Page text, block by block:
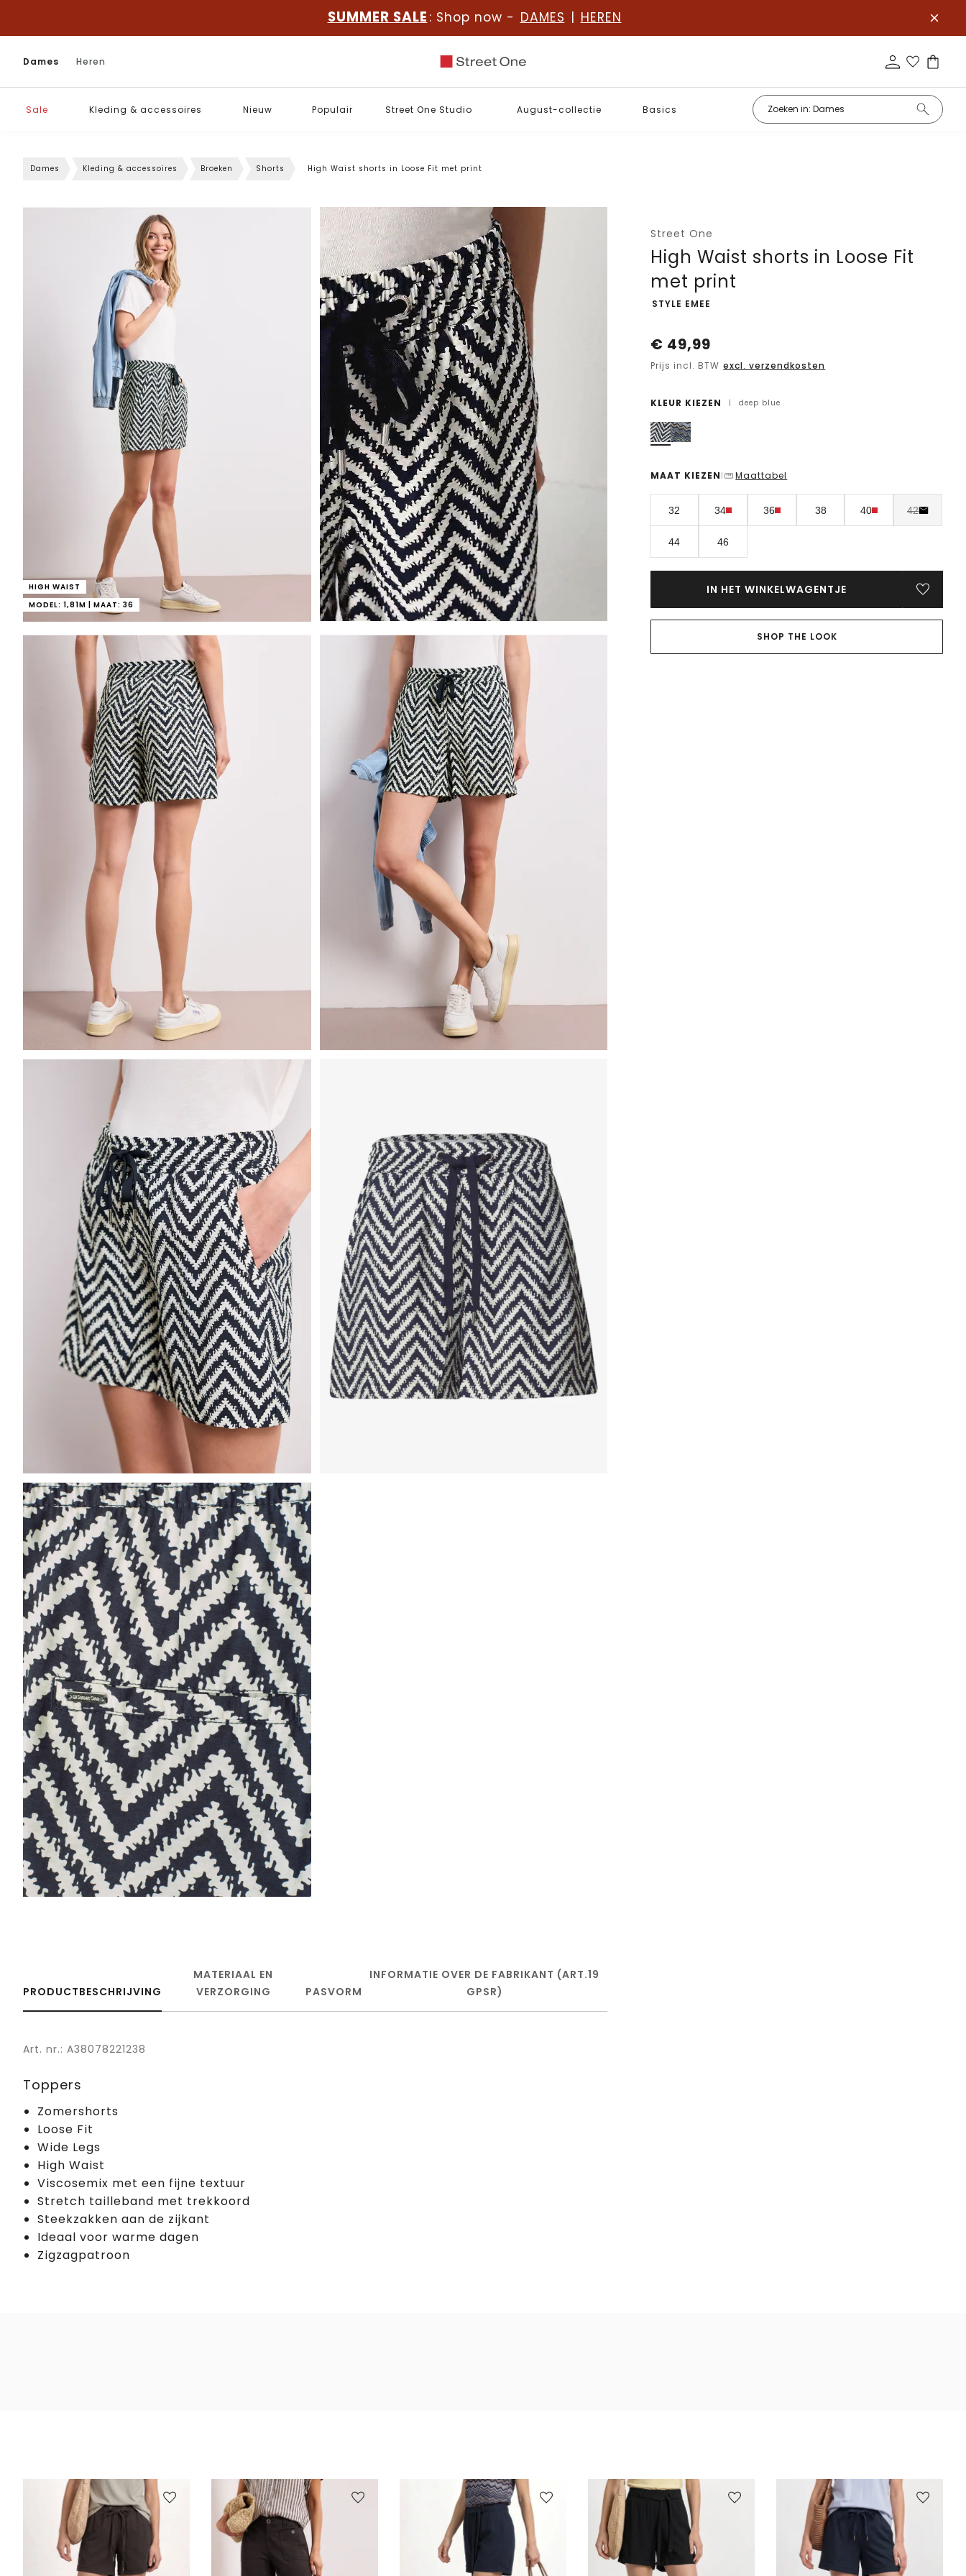
SUMMER SALE : Shop now - DAMES | HEREN
Dames Heren
Sale Kleding & accessoires Nieuw Populair Street One Studio August-collectie Basics
Dames Kleding & accessoires Broeken Shorts High Waist shorts in Loose Fit met print
HIGH WAIST
MODEL: 1,81M | MAAT: 36
Street One
High Waist shorts in Loose Fit
met print
-
STYLE EMEE
€ 49,99
Prijs incl. BTW excl. verzendkosten
KLEUR KIEZEN | deep blue
MAAT KIEZEN | Maattabel
32 34 36 38 40 42
44 46
IN HET WINKELWAGENTJE
SHOP THE LOOK
PRODUCTBESCHRIJVING
MATERIAAL EN
VERZORGING
PASVORM
INFORMATIE OVER DE FABRIKANT (ART.19
GPSR)
Art. nr.: A38078221238
Toppers
Zomershorts
Loose Fit
Wide Legs
High Waist
Viscosemix met een fijne textuur
Stretch tailleband met trekkoord
Steekzakken aan de zijkant
Ideaal voor warme dagen
Zigzagpatroon